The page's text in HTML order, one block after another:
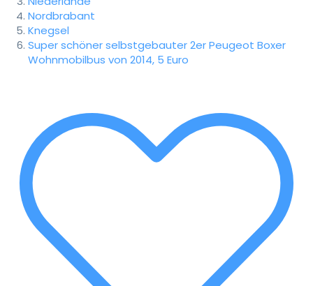
Nordbrabant
Knegsel
Super schöner selbstgebauter 2er Peugeot Boxer
Wohnmobilbus von 2014, 5 Euro